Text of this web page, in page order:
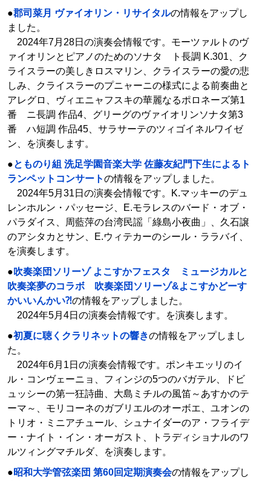
●郡司菜月 ヴァイオリン・リサイタルの情報をアップし
ました。
2024年7月28日の演奏会情報です。モーツァルトのヴ
ァイオリンとピアノのためのソナタ ト長調 K.301、ク
ライスラーの美しきロスマリン、クライスラーの愛の悲
しみ、クライスラーのプニャーニの様式による前奏曲と
アレグロ、ヴィエニャフスキの華麗なるポロネーズ第1
番 ニ長調 作品4、グリーグのヴァイオリンソナタ第3
番 ハ短調 作品45、サラサーテのツィゴイネルワイゼ
ン、を演奏します。
●とものり組 洗足学園音楽大学 佐藤友紀門下生によるト
ランペットコンサートの情報をアップしました。
2024年5月31日の演奏会情報です。K.マッキーのデュ
レンホルン・パッセージ、E.モラレスのバード・オブ・
パラダイス、周藍萍の台湾民謡「綠島小夜曲」、久石譲
のアシタカとサン、E.ウィテカーのシール・ララバイ、
を演奏します。
●吹奏楽団ソリーゾ よこすかフェスタ ミュージカルと
吹奏楽夢のコラボ 吹奏楽団ソリーゾ&よこすかどーす
かいいんかい⁈の情報をアップしました。
2024年5月4日の演奏会情報です。を演奏します。
●初夏に聴くクラリネットの響きの情報をアップしまし
た。
2024年6月1日の演奏会情報です。ポンキエッリのイ
ル・コンヴェーニョ、フィンジの5つのバガテル、ドビ
ュッシーの第一狂詩曲、大島ミチルの風笛～あすかのテ
ーマ～、モリコーネのガブリエルのオーボエ、ユオンの
トリオ・ミニアチュール、シュナイダーのア・フライデ
ー・ナイト・イン・オーガスト、トラディショナルのワ
ルツィングマチルダ、を演奏します。
● 昭和大学管弦楽団 第60回定期演奏会の情報をアップし